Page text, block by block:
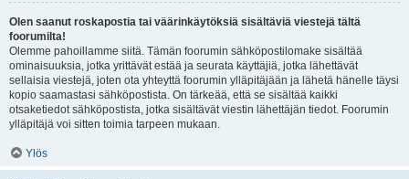
Olen saanut roskapostia tai väärinkäytöksiä sisältäviä viestejä tältä
foorumilta!
Olemme pahoillamme siitä. Tämän foorumin sähköpostilomake sisältää
ominaisuuksia, jotka yrittävät estää ja seurata käyttäjiä, jotka lähettävät
sellaisia viestejä, joten ota yhteyttä foorumin ylläpitäjään ja lähetä hänelle täysi
kopio saamastasi sähköpostista. On tärkeää, että se sisältää kaikki
otsaketiedot sähköpostista, jotka sisältävät viestin lähettäjän tiedot. Foorumin
ylläpitäjä voi sitten toimia tarpeen mukaan.
Ylös